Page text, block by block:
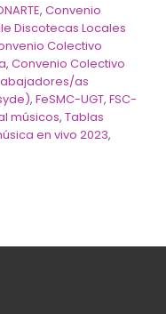
,Convenio
Discotecas Locales
Colectivo
,Convenio Colectivo
as
,FeSMC-UGT,FSC-
músicos,Tablas
en vivo 2023,